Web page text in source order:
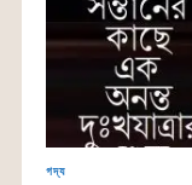
গদ্য